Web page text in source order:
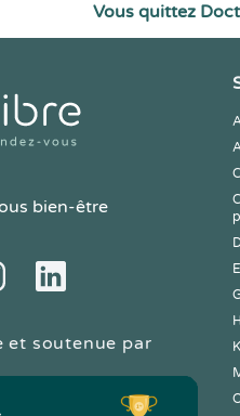
Vous quittez
bien-être
LinkedIn
et soutenue par